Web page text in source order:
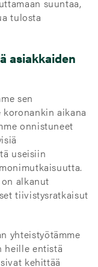
suuntaa,
tulosta
asiakkaiden
sen
aikana
onnistuneet
useisiin
alkanut
tiivistysratkaisut
yhteistyötämme
heille entistä
kehittää